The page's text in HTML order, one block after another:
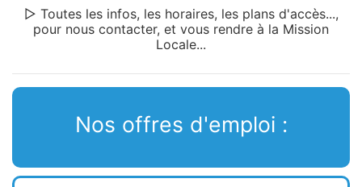
▷ Toutes les infos, les horaires, les plans d'accès...,
pour nous contacter, et vous rendre à la Mission
Locale...
Nos offres d'emploi :